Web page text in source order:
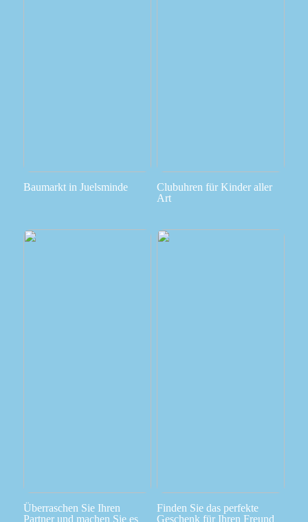
Baumarkt in Juelsminde
Clubuhren für Kinder aller
Art
Überraschen Sie Ihren
Partner und machen Sie es
Finden Sie das perfekte
Geschenk für Ihren Freund